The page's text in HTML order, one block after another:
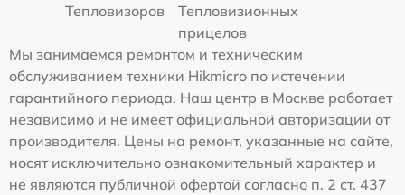
Тепловизоров
Тепловизионных
прицелов
Мы занимаемся ремонтом и техническим
обслуживанием техники Hikmicro по истечении
гарантийного периода. Наш центр в Москве работает
независимо и не имеет официальной авторизации от
производителя. Цены на ремонт, указанные на сайте,
носят исключительно ознакомительный характер и
не являются публичной офертой согласно п. 2 ст. 437